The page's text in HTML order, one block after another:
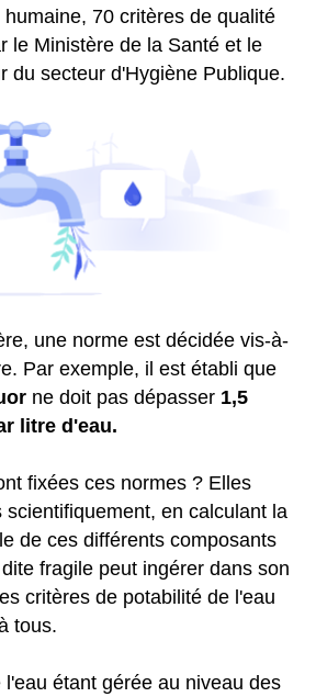
humaine, 70 critères de qualité
le Ministère de la Santé et le
du secteur d'Hygiène Publique.
une norme est décidée vis-à-
Par exemple, il est établi que
ne doit pas dépasser 1,5
litre d'eau.
fixées ces normes ? Elles
scientifiquement, en calculant la
de ces différents composants
fragile peut ingérer dans son
critères de potabilité de l'eau
tous.
étant gérée au niveau des